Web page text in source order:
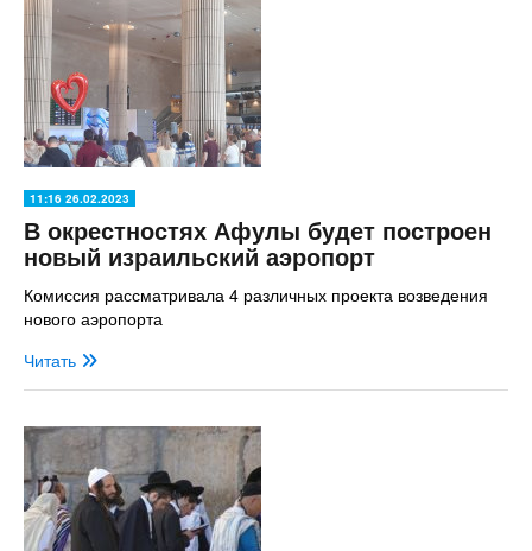
11:16 26.02.2023
В окрестностях Афулы будет построен
новый израильский аэропорт
Комиссия рассматривала 4 различных проекта возведения
нового аэропорта
Читать